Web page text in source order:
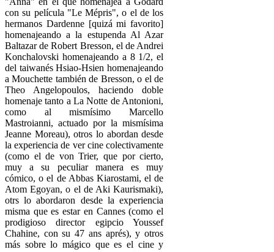
con su película "Le Mépris", o el de los
hermanos Dardenne [quizá mi favorito]
homenajeando a la estupenda Al Azar
Baltazar de Robert Bresson, el de Andrei
Konchalovski homenajeando a 8 1/2, el
del taiwanés Hsiao-Hsien homenajeando
a Mouchette también de Bresson, o el de
Theo Angelopoulos, haciendo doble
homenaje tanto a La Notte de Antonioni,
como al mismísimo Marcello
Mastroianni, actuado por la mismísima
Jeanne Moreau), otros lo abordan desde
la experiencia de ver cine colectivamente
(como el de von Trier, que por cierto,
muy a su peculiar manera es muy
cómico, o el de Abbas Kiarostami, el de
Atom Egoyan, o el de Aki Kaurismaki),
otrs lo abordaron desde la experiencia
misma que es estar en Cannes (como el
prodigioso director egipcio Youssef
Chahine, con su 47 ans aprés), y otros
más sobre lo mágico que es el cine y